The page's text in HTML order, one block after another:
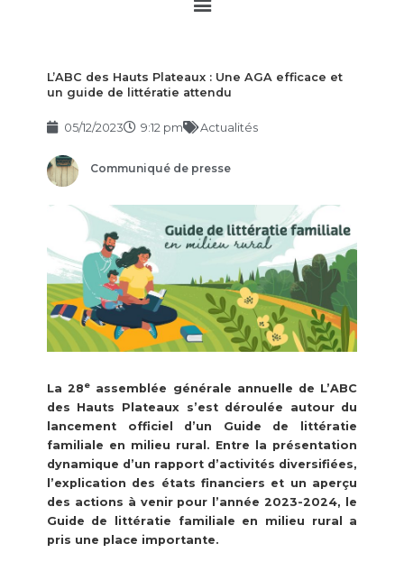
L’ABC des Hauts Plateaux : Une AGA efficace et
un guide de littératie attendu
05/12/2023 9:12 pm Actualités
Communiqué de presse
La 28e
assemblée générale annuelle de L’ABC
des Hauts Plateaux s’est déroulée autour du
lancement officiel d’un Guide de littératie
familiale en milieu rural. Entre la présentation
dynamique d’un rapport d’activités diversifiées,
l’explication des états financiers et un aperçu
des actions à venir pour l’année 2023-2024, le
Guide de littératie familiale en milieu rural a
pris une place importante.